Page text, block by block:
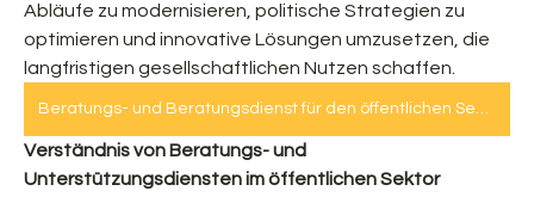
Abläufe zu modernisieren, politische Strategien zu
optimieren und innovative Lösungen umzusetzen, die
langfristigen gesellschaftlichen Nutzen schaffen.
Beratungs- und Beratungsdienst für den öffentlichen Sektor
Verständnis von Beratungs- und
Unterstützungsdiensten im öffentlichen Sektor